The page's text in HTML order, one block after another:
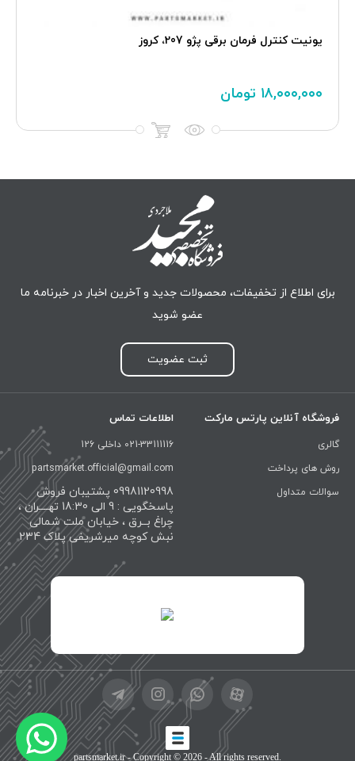
یونیت کنترل فرمان برقی پژو 207، کروز
۱۸,۰۰۰,۰۰۰ تومان
برای اطلاع از تخفیفات، محصولات جدید و آخرین اخبار در خبرنامه ما
عضو شوید
ثبت عضویت
فروشگاه آنلاین پارتس مارکت
گالری
روش های پرداخت
سوالات متداول
اطلاعات تماس
021-33111116 داخلی 126
partsmarket.official@gmail.com
09981120998 پشتیبان فروش
پاسخگویی : 9 الی 18:30 تهــــران ،
چراغ بــرق ، خیابان ملت شمالی
نبش کوچه میرشریفی پلاک 234
partsmarket.ir- Copyright © 2026 - All rights reserved.